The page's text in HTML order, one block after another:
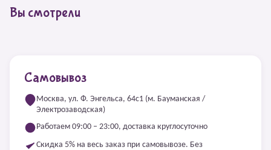
Вы смотрели
Самовывоз
Москва, ул. Ф. Энгельса, 64с1 (м. Бауманская /
Электрозаводская)
Работаем 09:00 – 23:00, доставка круглосуточно
Скидка 5% на весь заказ при самовывозе. Без